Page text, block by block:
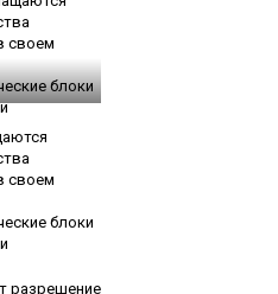
своем
блоки